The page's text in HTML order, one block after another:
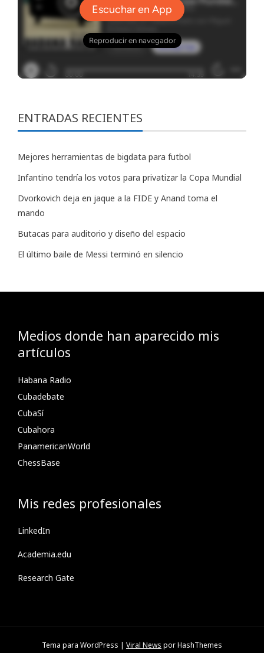
ENTRADAS RECIENTES
Mejores herramientas de bigdata para futbol
Infantino tendría los votos para privatizar la Copa Mundial
Dvorkovich deja en jaque a la FIDE y Anand toma el
mando
Butacas para auditorio y diseño del espacio
El último baile de Messi terminó en silencio
Medios donde han aparecido mis
artículos
Habana Radio
Cubadebate
CubaSí
Cubahora
PanamericanWorld
ChessBase
Mis redes profesionales
LinkedIn
Academia.edu
Research Gate
Tema para WordPress | Viral News por HashThemes